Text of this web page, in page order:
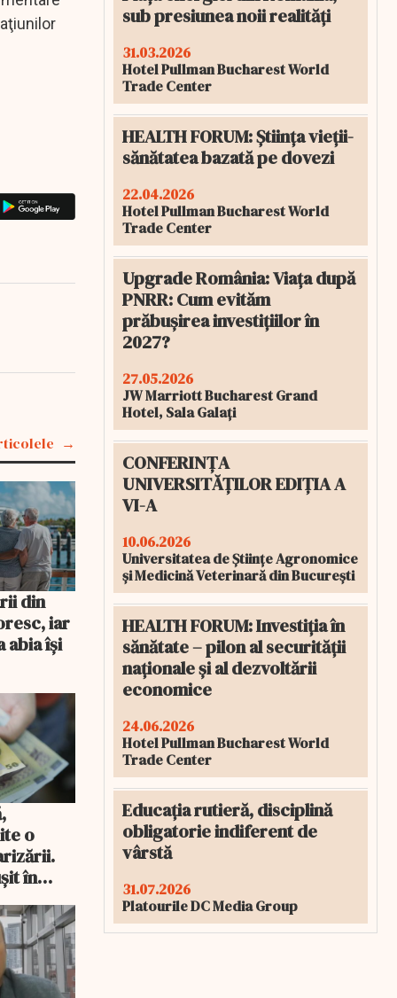
din
iar
abia își
o
în
sub presiunea noii realități
31.03.2026
Hotel Pullman Bucharest World
Trade Center
HEALTH FORUM: Știința vieții-
sănătatea bazată pe dovezi
22.04.2026
Hotel Pullman Bucharest World
Trade Center
Upgrade România: Viața după
PNRR: Cum evităm
prăbușirea investițiilor în
2027?
27.05.2026
JW Marriott Bucharest Grand
Hotel, Sala Galați
CONFERINȚA
UNIVERSITĂȚILOR EDIȚIA A
VI-A
10.06.2026
Universitatea de Științe Agronomice
și Medicină Veterinară din București
HEALTH FORUM: Investiția în
sănătate – pilon al securității
naționale și al dezvoltării
economice
24.06.2026
Hotel Pullman Bucharest World
Trade Center
Educația rutieră, disciplină
obligatorie indiferent de
vârstă
31.07.2026
Platourile DC Media Group